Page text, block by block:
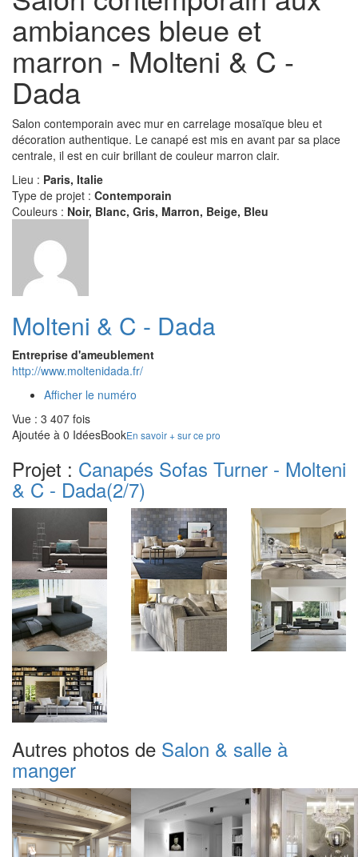
ambiances bleue et
marron - Molteni & C -
Dada
Salon contemporain avec mur en carrelage mosaïque bleu et
décoration authentique. Le canapé est mis en avant par sa place
centrale, il est en cuir brillant de couleur marron clair.
Lieu : Paris, Italie
Type de projet : Contemporain
Couleurs : Noir, Blanc, Gris, Marron, Beige, Bleu
Molteni & C - Dada
Entreprise d'ameublement
http://www.moltenidada.fr/
Afficher le numéro
Vue : 3 407 fois
Ajoutée à 0 IdéesBookEn savoir + sur ce pro
Projet : Canapés Sofas Turner - Molteni
& C - Dada(2/7)
Autres photos de Salon & salle à
manger